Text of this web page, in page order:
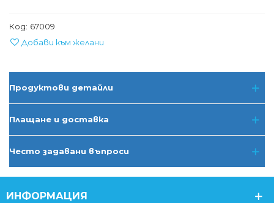
Код: 67009
Добави към желани
Продуктови детайли
Плащане и доставка
Често задавани въпроси
ИНФОРМАЦИЯ